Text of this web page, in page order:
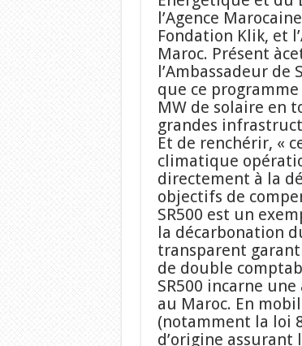
l’Agence
Fondation Klik, et
Maroc. Présent
l’Ambassadeur
que ce
MW de solaire en
grandes
Et de renchérir, «
climatique
directement à la
objectifs de
SR500 est un
la décarbonation
transparent
de double
SR500 incarne
au Maroc. En
(notamment la loi
d’origine